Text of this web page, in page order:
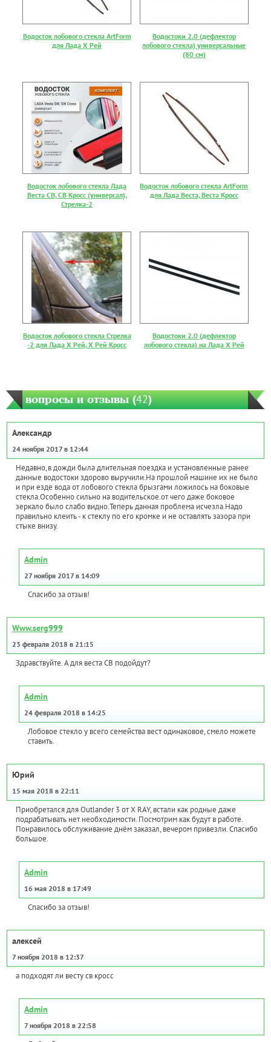
Водосток лобового стекла ArtForm
для Лада Х Рей
Водостоки 2.0 (дефлектор
лобового стекла) универсальные
(80 см)
Водосток лобового стекла Лада
Веста СВ, СВ Кросс (универсал),
Стрелка-2
Водосток лобового стекла ArtForm
для Лада Веста, Веста Кросс
Водосток лобового стекла Стрелка
-2 для Лада Х Рей, Х Рей Кросс
Водостоки 2.0 (дефлектор
лобового стекла) на Лада Х Рей
вопросы и отзывы (42)
Александр
24 ноября 2017 в 12:44
Недавно,в дожди была длительная поездка и установленные ранее
данные водостоки здорово выручили.На прошлой машине их не было
и при езде вода от лобового стекла брызгами ложилось на боковые
стекла.Особенно сильно на водительское.от чего даже боковое
зеркало было слабо видно.Теперь данная проблема исчезла.Надо
правильно клеить - к стеклу по его кромке и не оставлять зазора при
стыке внизу.
Admin
27 ноября 2017 в 14:09
Спасибо за отзыв!
Www.serg999
23 февраля 2018 в 21:15
Здравствуйте. А для веста СВ подойдут?
Admin
24 февраля 2018 в 14:25
Лобовое стекло у всего семейства вест одинаковое, смело можете
ставить.
Юрий
15 мая 2018 в 22:11
Приобретался для Outlander 3 от X RAY, встали как родные даже
подрабатывать нет необходимости. Посмотрим как будут в работе.
Понравилось обслуживание днём заказал, вечером привезли. Спасибо
большое.
Admin
16 мая 2018 в 17:49
Спасибо за отзыв!
алексей
7 ноября 2018 в 12:37
а подходят ли весту св кросс
Admin
7 ноября 2018 в 22:58